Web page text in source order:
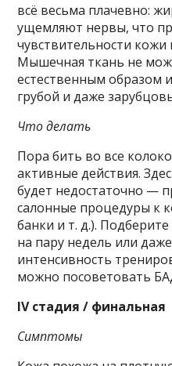
всё весьма плачевно:
ущемляют нервы, что
чувствительности кожи
Мышечная ткань не
естественным образом
грубой и даже
Что делать
Пора бить во все
активные действия.
будет недостаточно —
салонные процедуры к
банки и т. д.).
на пару недель или
интенсивность
можно посоветовать
IV стадия / финальная
Симптомы